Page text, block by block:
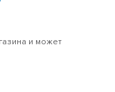
и может